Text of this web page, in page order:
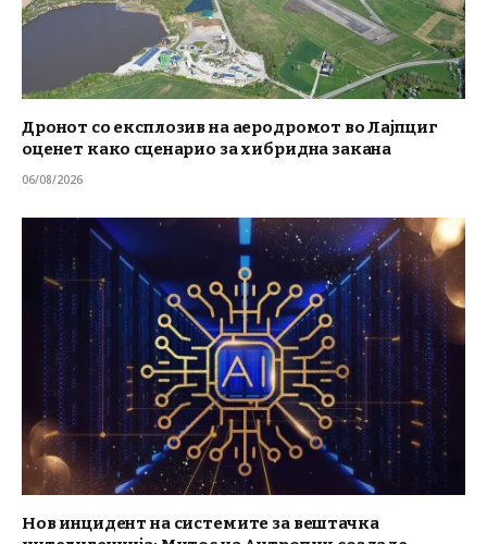
Дронот со експлозив на аеродромот во Лајпциг
оценет како сценарио за хибридна закана
06/08/2026
Нов инцидент на системите за вештачка